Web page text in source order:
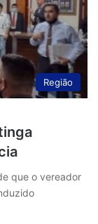
Região
que o vereador